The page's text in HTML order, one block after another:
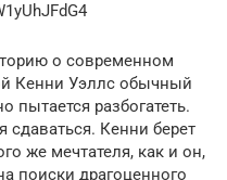
о современном
Кенни Уэллс обычный
пытается разбогатеть.
сдаваться. Кенни берет
же мечтателя, как и он,
поиски драгоценного